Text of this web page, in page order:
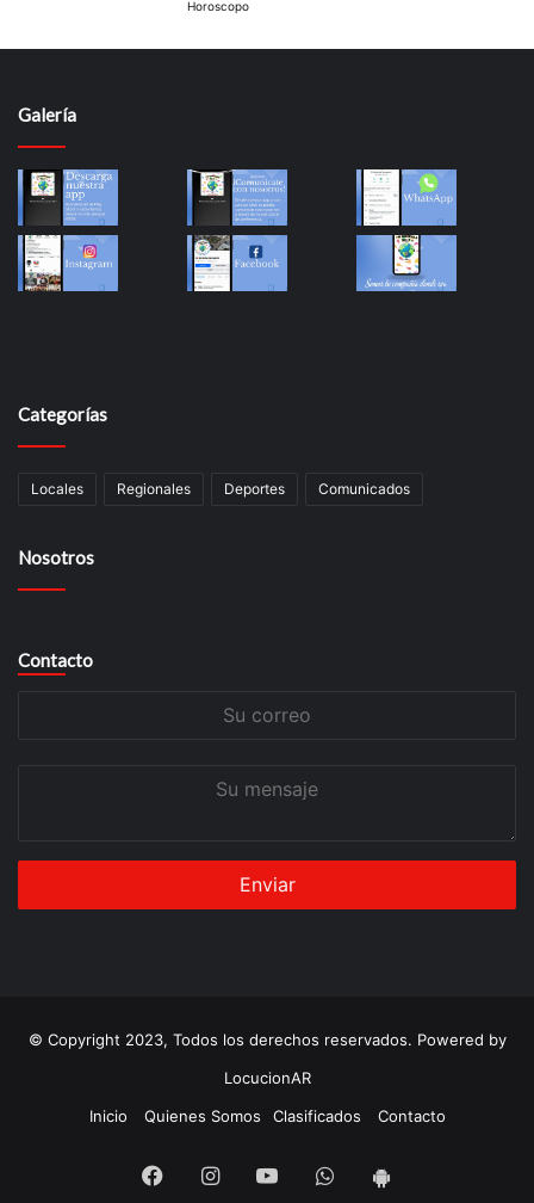
Horoscopo
Galería
Categorías
Locales Regionales Deportes Comunicados
Nosotros
Contacto
© Copyright 2023, Todos los derechos reservados. Powered by
LocucionAR
Inicio
Quienes Somos Clasificados Contacto
FacebookInstagramYoutubeWhatsapp